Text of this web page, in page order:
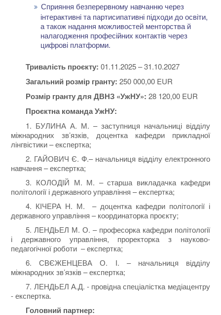
Сприяння безперервному навчанню через
інтерактивні та партисипативні підходи до освіти,
а також надання можливостей менторства й
налагодження професійних контактів через
цифрові платформи.
Тривалість проєкту: 01.11.2025 – 31.10.2027
Загальний розмір гранту: 250 000,00 EUR
Розмір гранту для ДВНЗ «УжНУ»: 28 120,00 EUR
Проєктна команда УжНУ:
1. БУЛИНА А. М. – заступниця начальниці відділу
міжнародних зв’язків, доцентка кафедри прикладної
лінгвістики – експертка;
2. ГАЙОВИЧ Є. Ф.– начальниця відділу електронного
навчання – експертка;
3. КОЛОДІЙ М. М. –старша викладачка кафедри
політології і державного управління – експертка;
4. КІЧЕРА Н. М. – доцентка кафедри політології і
державного управління – координаторка проєкту;
5. ЛЕНДЬЕЛ М. О. – професорка кафедри політології
і державного управління, проректорка з науково-
педагогічної роботи – експертка;
6. СВЄЖЕНЦЕВА О. І. – начальниця відділу
міжнародних зв’язків – експертка;
7. ЛЕНДЬЕЛ А.Д. - провідна спеціалістка медіацентру
- експертка.
Головний партнер: